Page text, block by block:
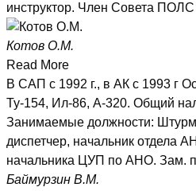
инструктор. Член Совета ПОЛС
Котов О.М.
Read More
В САП с 1992 г., в АК с 1993 г
Ту-154, Ил-86, А-320. Общий
Занимаемые должности:
диспетчер, начальник отдела
начальника ЦУП по АНО. Зам.
Баймурзин В.М.